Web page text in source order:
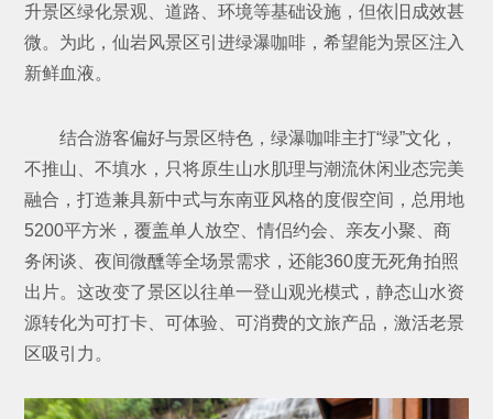
升景区绿化景观、道路、环境等基础设施，但依旧成效甚
微。为此，仙岩风景区引进绿瀑咖啡，希望能为景区注入
新鲜血液。
结合游客偏好与景区特色，绿瀑咖啡主打“绿”文化，
不推山、不填水，只将原生山水肌理与潮流休闲业态完美
融合，打造兼具新中式与东南亚风格的度假空间，总用地
5200平方米，覆盖单人放空、情侣约会、亲友小聚、商
务闲谈、夜间微醺等全场景需求，还能360度无死角拍照
出片。这改变了景区以往单一登山观光模式，静态山水资
源转化为可打卡、可体验、可消费的文旅产品，激活老景
区吸引力。